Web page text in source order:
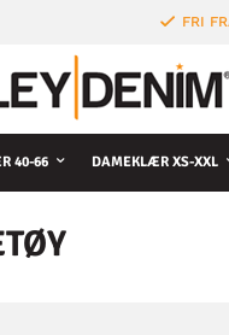
FRI
40-66 DAMEKLÆR XS-XXL